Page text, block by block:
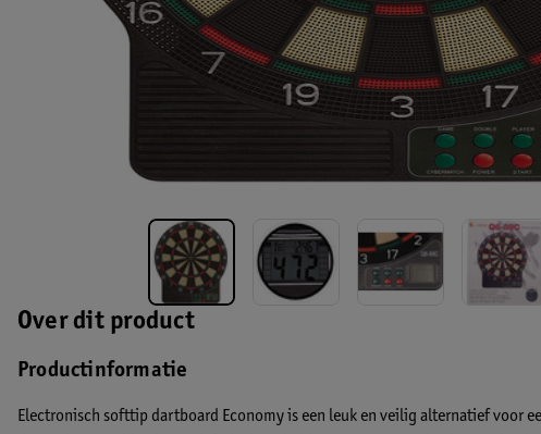
Over dit product
Productinformatie
Electronisch softtip dartboard Economy is een leuk en veilig alternatief voor